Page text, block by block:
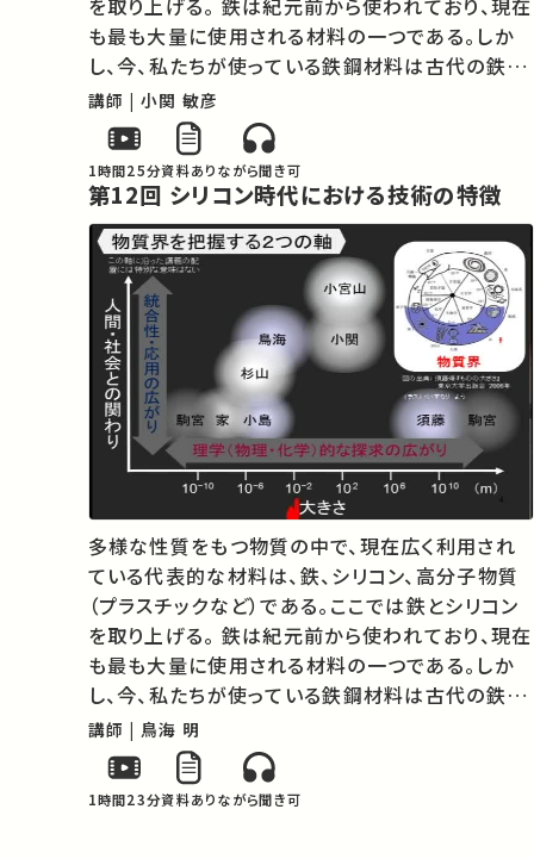
を取り上げる。 鉄は紀元前から使われており、現在
も最も大量に使用される材料の一つである。しか
し、今、私たちが使っている鉄鋼材料は古代の鉄と
は作り方も性能も全く異なり、さらに進化し続けて
いる。鉄鋼材料のミクロな構造の制御から、巨大な
製鉄所で大量に生産され社会の役…
講師 | 小関 敏彦
1時間25分資料ありながら聞き可
第12回 シリコン時代における技術の特徴
多様な性質をもつ物質の中で、現在広く利用され
ている代表的な材料は、鉄、シリコン、高分子物質
（プラスチックなど）である。ここでは鉄とシリコン
を取り上げる。 鉄は紀元前から使われており、現在
も最も大量に使用される材料の一つである。しか
し、今、私たちが使っている鉄鋼材料は古代の鉄と
は作り方も性能も全く異なり、さらに進化し続けて
いる。鉄鋼材料のミクロな構造の制御から、巨大な
製鉄所で大量に生産され社会の役…
講師 | 鳥海 明
1時間23分資料ありながら聞き可